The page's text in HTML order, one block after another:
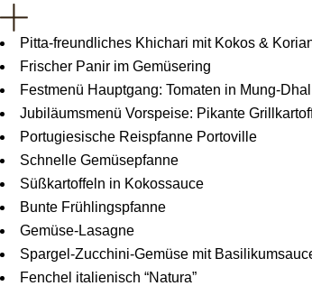
Pitta-freundliches Khichari mit Kokos &
Frischer Panir im Gemüsering
Festmenü Hauptgang: Tomaten in Mung-
Jubiläumsmenü Vorspeise: Pikante
Portugiesische Reispfanne Portoville
Schnelle Gemüsepfanne
Süßkartoffeln in Kokossauce
Bunte Frühlingspfanne
Gemüse-Lasagne
Spargel-Zucchini-Gemüse mit
Fenchel italienisch “Natura”